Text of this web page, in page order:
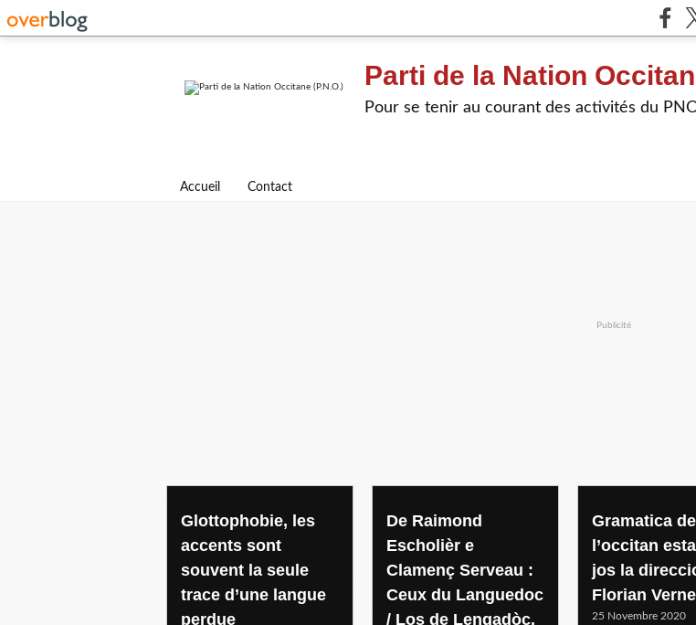
Parti de la Nation
Pour se tenir au courant des activités du
Accueil Contact
Publicité
Glottophobie, les
accents sont
souvent la seule
trace d’une langue
perdue
De Raimond
Escholièr e
Clamenç Serveau :
Ceux du Languedoc
/ Los de Lengadòc.
Gramatica de
l’occitan
jos la
Florian
25 Novembre 2020